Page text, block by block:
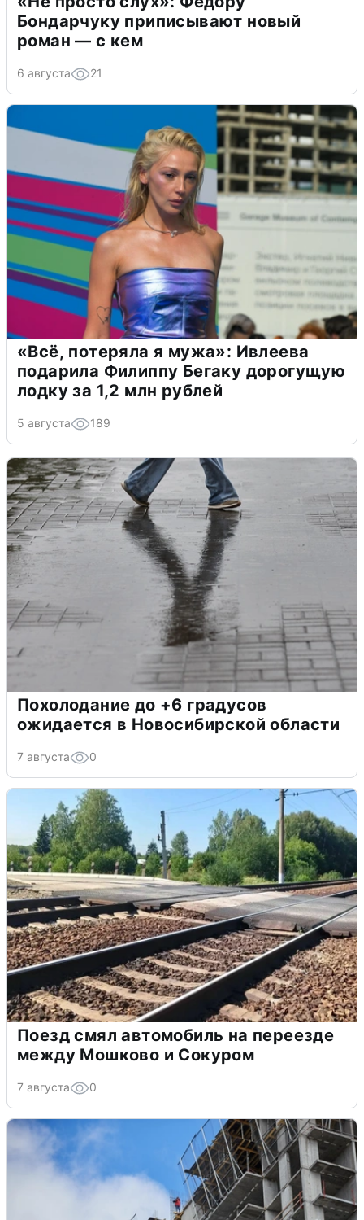
Бондарчуку приписывают новый
роман — с кем
6 августа 21
«Всё, потеряла я мужа»: Ивлеева
подарила Филиппу Бегаку дорогущую
лодку за 1,2 млн рублей
5 августа 189
Похолодание до +6 градусов
ожидается в Новосибирской области
7 августа 0
Поезд смял автомобиль на переезде
между Мошково и Сокуром
7 августа 0